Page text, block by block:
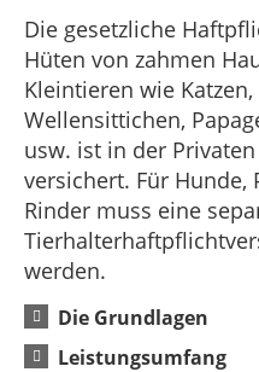
Die gesetzliche
Hüten von zahmen
Kleintieren wie
Wellensittichen,
usw. ist in der
versichert. Für Hunde,
Rinder muss eine
werden.
Die Grundlagen
Leistungsumfang